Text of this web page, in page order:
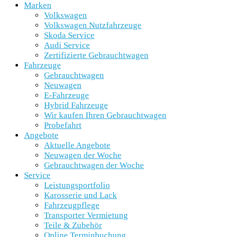
Marken
Volkswagen
Volkswagen Nutzfahrzeuge
Skoda Service
Audi Service
Zertifizierte Gebrauchtwagen
Fahrzeuge
Gebrauchtwagen
Neuwagen
E-Fahrzeuge
Hybrid Fahrzeuge
Wir kaufen Ihren Gebrauchtwagen
Probefahrt
Angebote
Aktuelle Angebote
Neuwagen der Woche
Gebrauchtwagen der Woche
Service
Leistungsportfolio
Karosserie und Lack
Fahrzeugpflege
Transporter Vermietung
Teile & Zubehör